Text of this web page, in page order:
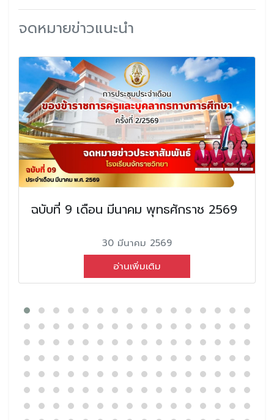
จดหมายข่าวแนะนำ
ฉบับที่ 9 เดือน มีนาคม พุทธศักราช 2569
30 มีนาคม 2569
อ่านเพิ่มเติม